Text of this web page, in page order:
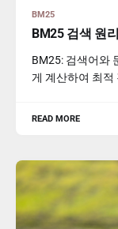
BM25
BM25 검색 원리
BM25: 검색어와
게 계산하여 최
READ MORE